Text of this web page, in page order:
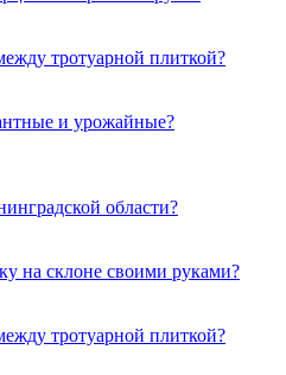
тротуарной плиткой?
и урожайные?
области?
на склоне своими руками?
тротуарной плиткой?